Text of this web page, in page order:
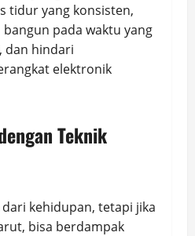
tidur yang konsisten,
pada waktu yang
dan hindari
elektronik
Teknik
kehidupan, tetapi jika
bisa berdampak